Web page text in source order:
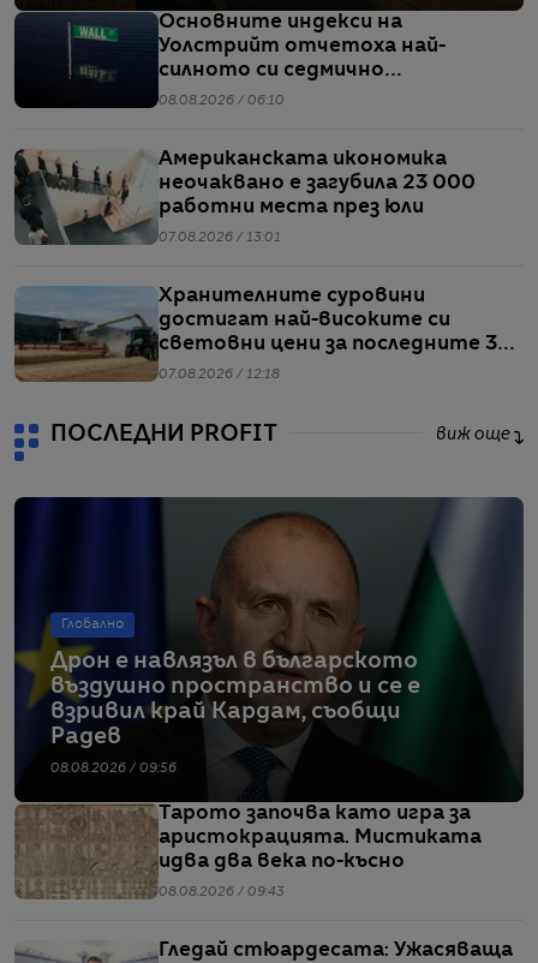
Основните индекси на
Уолстрийт отчетоха най-
силното си седмично
представяне от април насам
08.08.2026 / 06:10
Американската икономика
неочаквано е загубила 23 000
работни места през юли
07.08.2026 / 13:01
Хранителните суровини
достигат най-високите си
световни цени за последните 3
години
07.08.2026 / 12:18
ПОСЛЕДНИ PROFIT виж още
Глобално
Дрон е навлязъл в българското
въздушно пространство и се е
взривил край Кардам, съобщи
Радев
08.08.2026 / 09:56
Тарото започва като игра за
аристокрацията. Мистиката
идва два века по-късно
08.08.2026 / 09:43
Гледай стюардесата: Ужасяваща